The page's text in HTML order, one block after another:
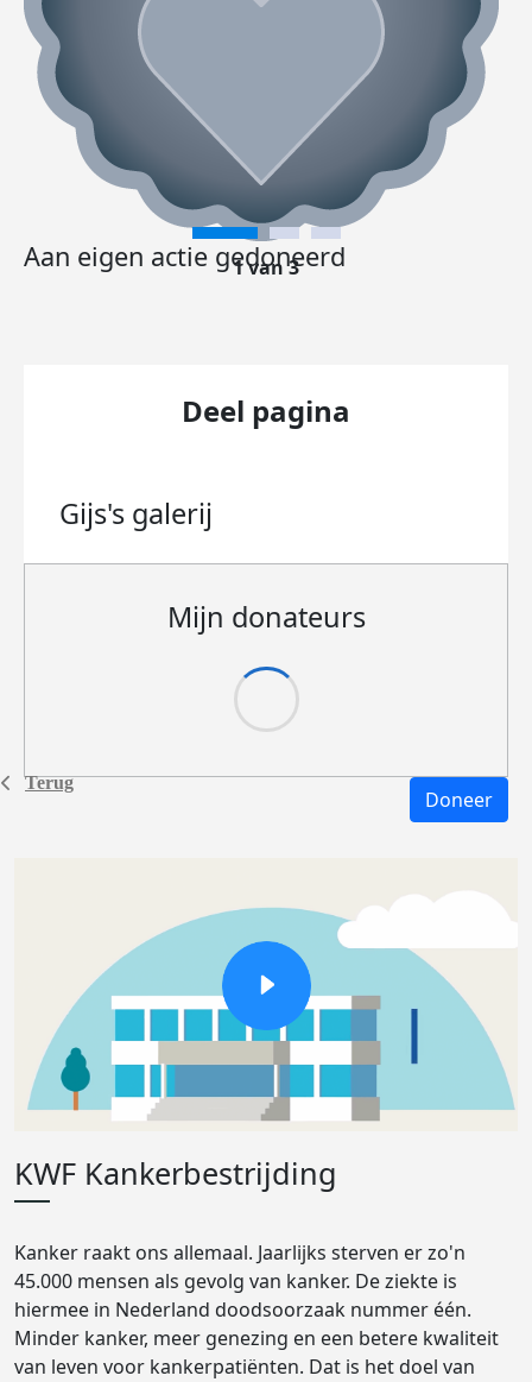
Terug
Aan eigen actie gedoneerd
1 van 3
Deel pagina
Gijs's galerij
Mijn donateurs
Doneer
KWF Kankerbestrijding
Kanker raakt ons allemaal. Jaarlijks sterven er zo'n
45.000 mensen als gevolg van kanker. De ziekte is
hiermee in Nederland doodsoorzaak nummer één.
Minder kanker, meer genezing en een betere kwaliteit
van leven voor kankerpatiënten. Dat is het doel van